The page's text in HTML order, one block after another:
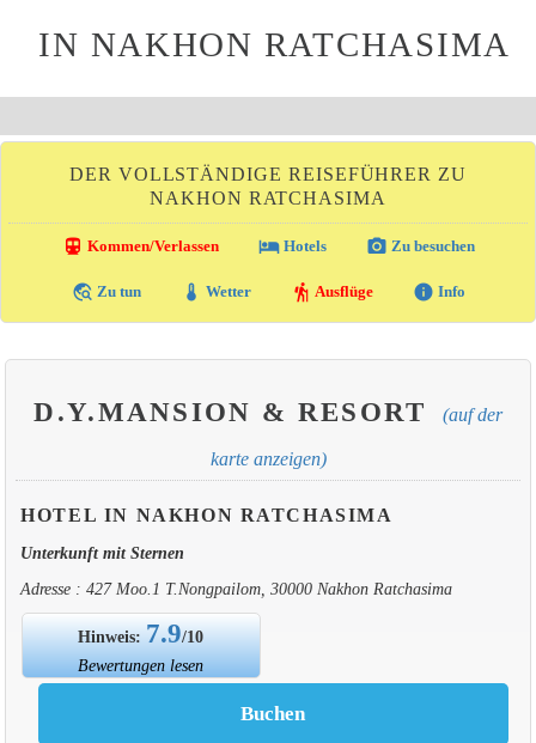
IN NAKHON RATCHASIMA
DER VOLLSTÄNDIGE REISEFÜHRER ZU
NAKHON RATCHASIMA
directions_transit Kommen/Verlassen local_hotelHotels photo_camera Zu besuchen
travel_explore Zu tun thermostat Wetter hiking Ausflüge info Info
D.Y.MANSION & RESORT (auf der
karte anzeigen)
HOTEL IN NAKHON RATCHASIMA
Unterkunft mit Sternen
Adresse : 427 Moo.1 T.Nongpailom, 30000 Nakhon Ratchasima
Hinweis: 7.9/10
Bewertungen lesen